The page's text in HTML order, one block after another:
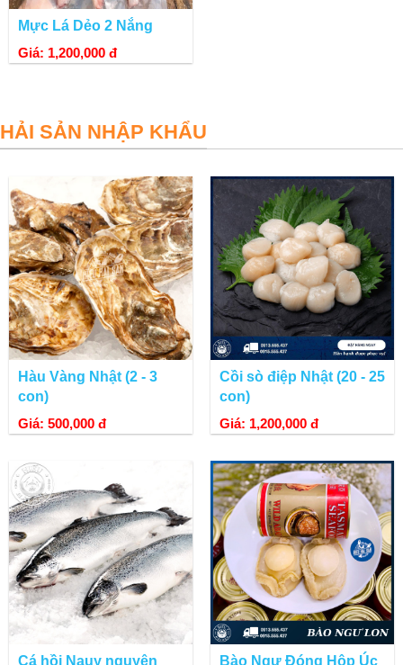
Mực Lá Dẻo 2 Nắng
Giá: 1,200,000 đ
HẢI SẢN NHẬP KHẨU
Hàu Vàng Nhật (2 - 3
con)
Giá: 500,000 đ
Cồi sò điệp Nhật (20 - 25
con)
Giá: 1,200,000 đ
Cá hồi Nauy nguyên
Bào Ngư Đóng Hộp Úc